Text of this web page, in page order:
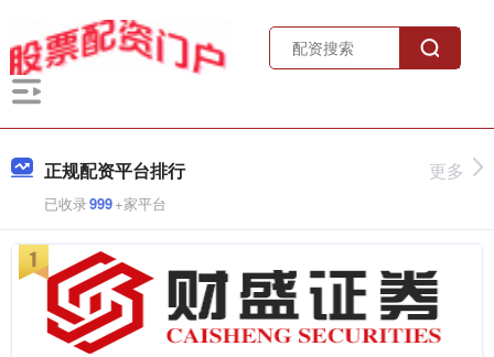
正规配资平台排行
已收录999+家平台
更多